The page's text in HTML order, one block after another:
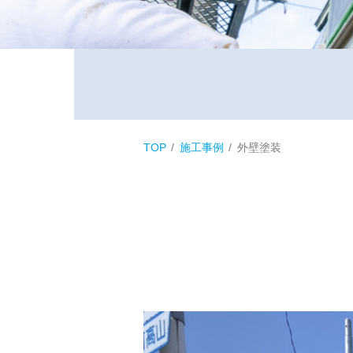
TOP 施工事例 外壁塗装